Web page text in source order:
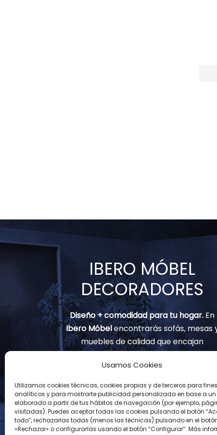
Usamos Cookies
Utilizamos cookies técnicas, cookies propias y de terceros para fines
analíticos y para mostrarte publicidad personalizada en base a un
elaborado a partir de tus hábitos de navegación (por ejemplo,
visitadas). Puedes aceptar todas las cookies pulsando el botón
todo”, rechazarlas todas (menos las técnicas) pulsando en el
«Rechazar» o configurarlas usando el botón “Configurar”. Más
IBERO MÓBEL
DECORADORES
Diseño + comodidad para tu hogar. En
Ibero Móbelencontrarás sofás, mesas
muebles de calidad que encajan
contigo.
info@muebles-iberomobel.com
Avenida Real de Pinto, 126